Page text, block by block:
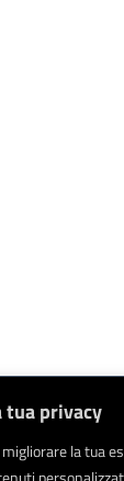
tua privacy
la tua